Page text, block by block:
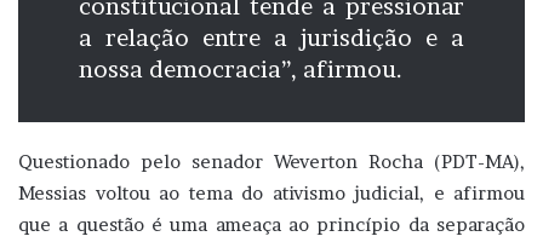
constitucional tende a pressionar
a relação entre a jurisdição e a
nossa democracia”, afirmou.
Questionado pelo senador Weverton Rocha (PDT-MA),
Messias voltou ao tema do ativismo judicial, e afirmou
que a questão é uma ameaça ao princípio da separação